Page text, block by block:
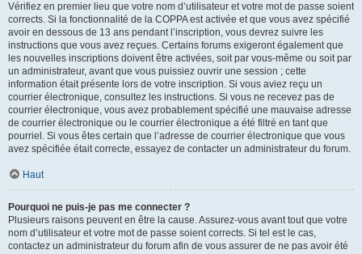
Vérifiez en premier lieu que votre nom d’utilisateur et votre mot de passe soient
corrects. Si la fonctionnalité de la COPPA est activée et que vous avez spécifié
avoir en dessous de 13 ans pendant l’inscription, vous devrez suivre les
instructions que vous avez reçues. Certains forums exigeront également que
les nouvelles inscriptions doivent être activées, soit par vous-même ou soit par
un administrateur, avant que vous puissiez ouvrir une session ; cette
information était présente lors de votre inscription. Si vous aviez reçu un
courrier électronique, consultez les instructions. Si vous ne recevez pas de
courrier électronique, vous avez probablement spécifié une mauvaise adresse
de courrier électronique ou le courrier électronique a été filtré en tant que
pourriel. Si vous êtes certain que l’adresse de courrier électronique que vous
avez spécifiée était correcte, essayez de contacter un administrateur du forum.
Haut
Pourquoi ne puis-je pas me connecter ?
Plusieurs raisons peuvent en être la cause. Assurez-vous avant tout que votre
nom d’utilisateur et votre mot de passe soient corrects. Si tel est le cas,
contactez un administrateur du forum afin de vous assurer de ne pas avoir été